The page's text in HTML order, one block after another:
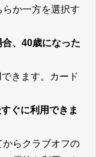
か一方を選択す
、40歳になった
きます。カード
ぐに利用できま
らクラブオフの